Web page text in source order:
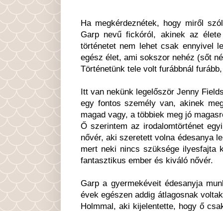
Ha megkérdeznétek, hogy miről
Garp nevű fickóról, akinek az
történetet nem lehet csak ennyivel
egész élet, ami sokszor nehéz (sőt
Történetünk tele volt furábbnál
Itt van nekünk legelőször Jenny
egy fontos személy van, akinek
magad vagy, a többiek meg jó
Ő szerintem az irodalomtörténet
nővér, aki szeretett volna édesanya
mert neki nincs szüksége ilyesfajta
fantasztikus ember és kiváló nővér.
Garp a gyermekéveit édesanyja
évek egészen addig átlagosnak
Holmmal, aki kijelentette, hogy ő